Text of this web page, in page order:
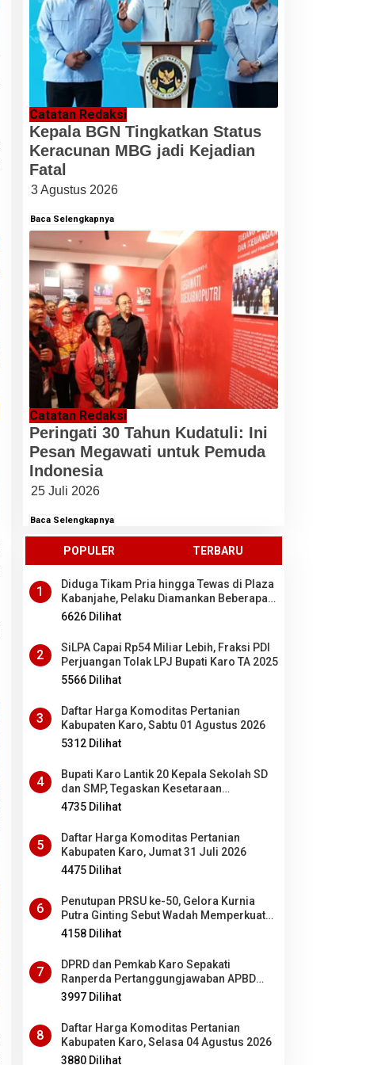
Catatan Redaksi
Kepala BGN Tingkatkan Status
Keracunan MBG jadi Kejadian
Fatal
3 Agustus 2026
Baca Selengkapnya
Catatan Redaksi
Peringati 30 Tahun Kudatuli: Ini
Pesan Megawati untuk Pemuda
Indonesia
25 Juli 2026
Baca Selengkapnya
POPULER TERBARU
1
Diduga Tikam Pria hingga Tewas di Plaza
Kabanjahe, Pelaku Diamankan Beberapa
Menit Setelah Kejadian, Ini Motifnya
6626 Dilihat
2
SiLPA Capai Rp54 Miliar Lebih, Fraksi PDI
Perjuangan Tolak LPJ Bupati Karo TA 2025
5566 Dilihat
3
Daftar Harga Komoditas Pertanian
Kabupaten Karo, Sabtu 01 Agustus 2026
5312 Dilihat
4
Bupati Karo Lantik 20 Kepala Sekolah SD
dan SMP, Tegaskan Kesetaraan
Kesempatan Bagi ASN PNS dan PPPK
4735 Dilihat
5
Daftar Harga Komoditas Pertanian
Kabupaten Karo, Jumat 31 Juli 2026
4475 Dilihat
6
Penutupan PRSU ke-50, Gelora Kurnia
Putra Ginting Sebut Wadah Memperkuat
Kolaborasi antardaerah di Sumut
4158 Dilihat
7
DPRD dan Pemkab Karo Sepakati
Ranperda Pertanggungjawaban APBD
2025 Jadi Perda
3997 Dilihat
8
Daftar Harga Komoditas Pertanian
Kabupaten Karo, Selasa 04 Agustus 2026
3880 Dilihat